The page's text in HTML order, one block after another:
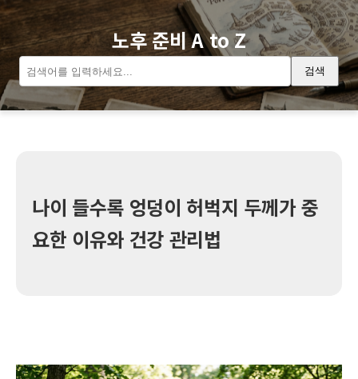
노후 준비 A to Z
검색
나이 들수록 엉덩이 허벅지 두께가 중
요한 이유와 건강 관리법